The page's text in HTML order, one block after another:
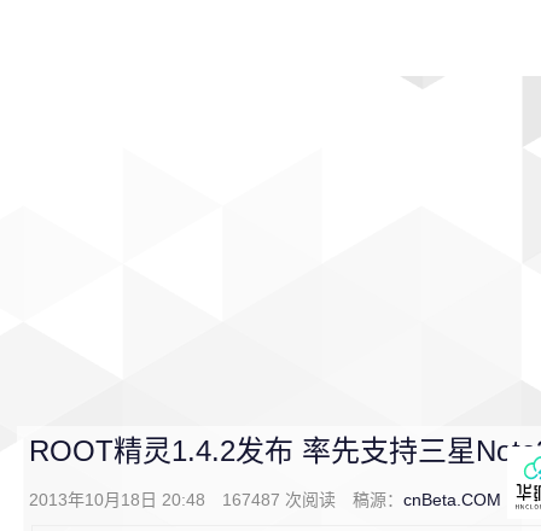
ROOT精灵1.4.2发布 率先支持三星
2013年10月18日 20:48 167487 次阅读 稿源： cnBeta.COM